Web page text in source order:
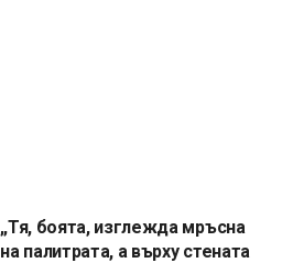
„Тя, боята, изглежда мръсна
на палитрата, а върху стената